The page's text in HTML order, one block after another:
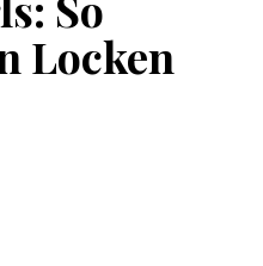
Locken